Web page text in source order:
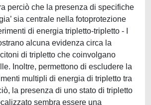
perciò che la presenza di specifiche
sia centrale nella fotoprotezione
di energia tripletto-tripletto - I
alcuna evidenza circa la
di tripletto che coinvolgano
Inoltre, permettono di escludere la
multipli di energia di tripletto tra
la presenza di uno stato di tripletto
sembra essere una